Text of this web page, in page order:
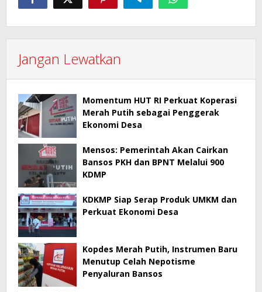
Jangan Lewatkan
Momentum HUT RI Perkuat Koperasi
Merah Putih sebagai Penggerak
Ekonomi Desa
Mensos: Pemerintah Akan Cairkan
Bansos PKH dan BPNT Melalui 900
KDMP
KDKMP Siap Serap Produk UMKM dan
Perkuat Ekonomi Desa
Kopdes Merah Putih, Instrumen Baru
Menutup Celah Nepotisme
Penyaluran Bansos